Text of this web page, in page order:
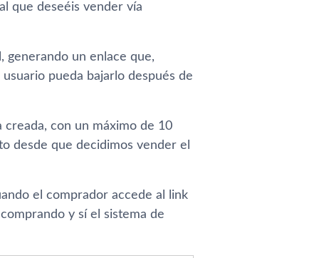
que deseéis vender ví­a
generando un enlace que,
pueda bajarlo después de
con un máximo de 10
desde que decidimos vender el
el comprador accede al link
y sí­ el sistema de